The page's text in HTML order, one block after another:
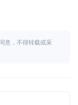
意，不得转载或采